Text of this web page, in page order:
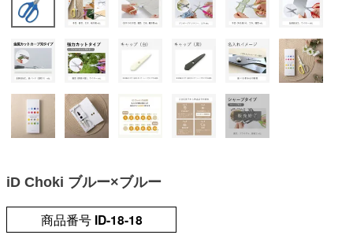
iD Choki ブルー×ブルー
商品番号 ID-18-18